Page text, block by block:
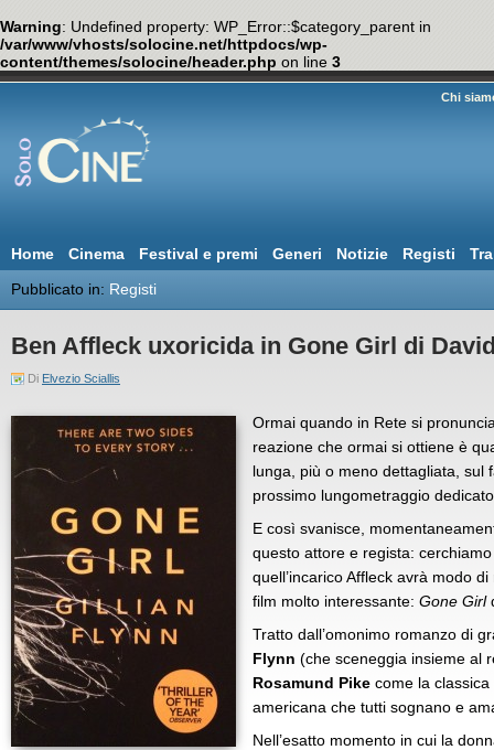
Warning: Undefined property: WP_Error::$category_parent in
/var/www/vhosts/solocine.net/httpdocs/wp-
content/themes/solocine/header.php on line 3
Chi
Home Cinema Festival e premi Generi Notizie Registi
Pubblicato in: Registi
Ben Affleck uxoricida in Gone Girl di
Di Elvezio Sciallis
Ormai quando in Rete si
reazione che ormai si ottiene è
lunga, più o meno dettagliata, sul
prossimo lungometraggio
E così svanisce,
questo attore e regista:
quell’incarico Affleck avrà modo
film molto interessante: Gone Girl
Tratto dall’omonimo romanzo di
Flynn (che sceneggia insieme al
Rosamund Pike come la
americana che tutti sognano e
Nell’esatto momento in cui la